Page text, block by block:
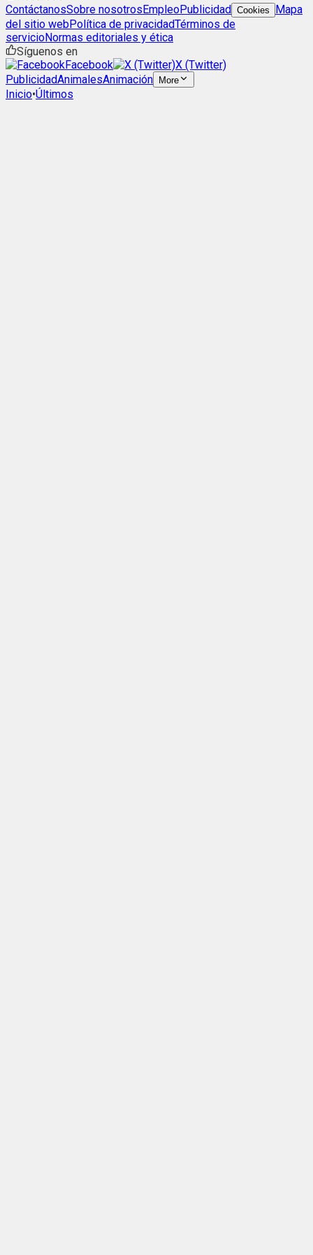
ContáctanosSobre nosotrosEmpleoPublicidad Cookies
Mapa
del sitio webPolítica de privacidadTérminos de
servicioNormas editoriales y ética
Síguenos en
Facebook
X (Twitter)
PublicidadAnimalesAnimación More
Inicio•Últimos